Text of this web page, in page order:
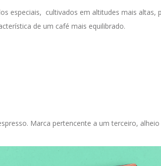
especiais,  cultivados em altitudes mais
de um café mais equilibrado.
Marca pertencente a um terceiro,